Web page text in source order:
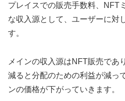
プレイスでの販売手数料、NFT
な収入源として、ユーザーに対
す。
メインの収入源はNFT販売であ
減ると分配のための利益が減っ
ンの価格が下がっていきます。